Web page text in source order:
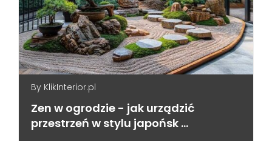
By KlikInterior.pl
Zen w ogrodzie - jak urządzić
przestrzeń w stylu japońsk …